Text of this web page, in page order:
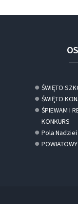
ŚWIĘTO
ŚWIĘTO
ŚPIEWAM I
KONKURS
Pola